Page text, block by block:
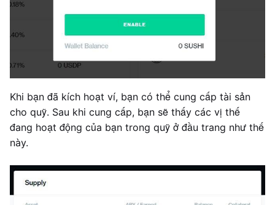
Khi bạn đã kích hoạt ví, bạn có thể cung cấp tài sản
cho quỹ. Sau khi cung cấp, bạn sẽ thấy các vị thế
đang hoạt động của bạn trong quỹ ở đầu trang như thế
này.